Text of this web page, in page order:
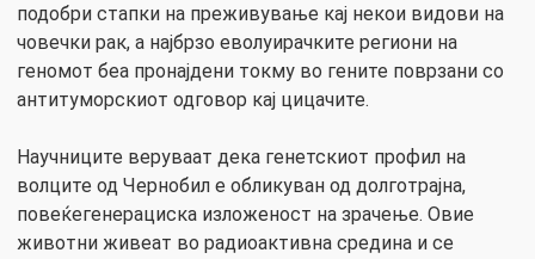
подобри стапки на преживување кај некои видови на
човечки рак, а најбрзо еволуирачките региони на
геномот беа пронајдени токму во гените поврзани со
антитуморскиот одговор кај цицачите.
Научниците веруваат дека генетскиот профил на
волците од Чернобил е обликуван од долготрајна,
повеќегенерациска изложеност на зрачење. Овие
животни живеат во радиоактивна средина и се